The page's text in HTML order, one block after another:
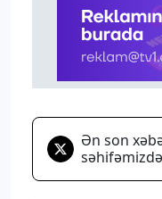
Ən son